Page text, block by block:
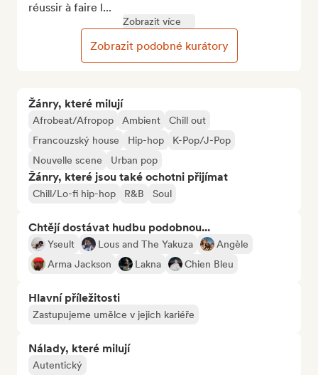
Žánry, které milují
Afrobeat/Afropop Ambient
Chill out
Francouzský house
Hip-hop
K-Pop/J-Pop
Nouvelle scene
Urban pop
Žánry, které jsou také ochotni přijímat
Chill/Lo-fi hip-hop R&B Soul
Chtějí dostávat hudbu podobnou...
Yseult Lous and The Yakuza
Angèle
Arma Jackson
Lakna Chien Bleu
Hlavní příležitosti
Zastupujeme umělce v jejich kariéře
Nálady, které milují
Autentický
réussir à faire l...
Zobrazit více
Zobrazit podobné kurátory